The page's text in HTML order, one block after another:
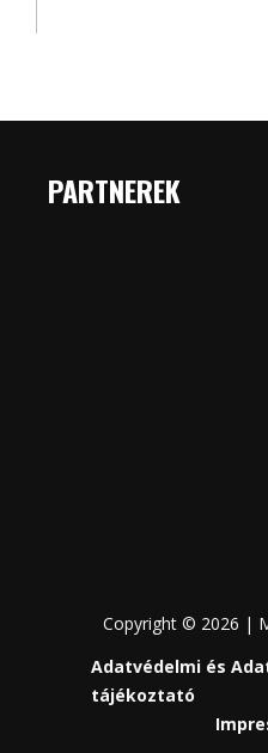
PARTNEREK
Copyright © 2026 |
Adatvédelmi és
tájékoztató